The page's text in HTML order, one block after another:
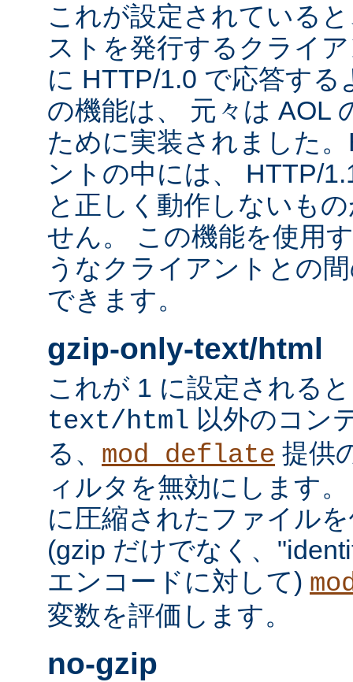
これが設定されている
ストを発行するクライ
に HTTP/1.0 で応答す
の機能は、 元々は AOL
ために実装されました
ントの中には、 HTTP/
と正しく動作しないも
せん。 この機能を使用
うなクライアントとの
できます。
gzip-only-text/html
これが 1 に設定される
text/html 以外のコン
る、 mod_deflate 提供
ィルタを無効にします
に圧縮されたファイル
(gzip だけでなく、
エンコードに対して)
変数を評価します。
no-gzip